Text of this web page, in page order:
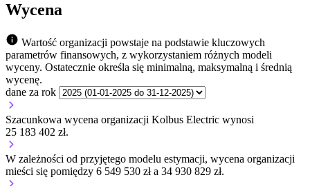
Wycena
Wartość organizacji powstaje na podstawie kluczowych
parametrów finansowych, z wykorzystaniem różnych modeli
wyceny. Ostatecznie określa się minimalną, maksymalną i średnią
wycenę.
dane za rok
Szacunkowa wycena organizacji Kolbus Electric wynosi
25 183 402 zł.
W zależności od przyjętego modelu estymacji, wycena organizacji
mieści się pomiędzy 6 549 530 zł a 34 930 829 zł.